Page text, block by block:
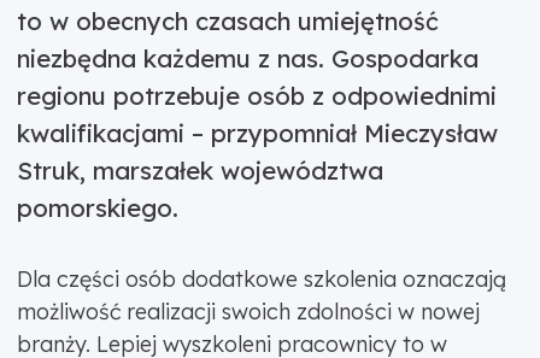
to w obecnych czasach umiejętność
niezbędna każdemu z nas. Gospodarka
regionu potrzebuje osób z odpowiednimi
kwalifikacjami – przypomniał Mieczysław
Struk, marszałek województwa
pomorskiego.
Dla części osób dodatkowe szkolenia oznaczają
możliwość realizacji swoich zdolności w nowej
branży. Lepiej wyszkoleni pracownicy to w